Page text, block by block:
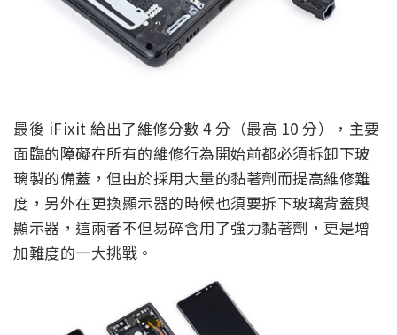
最後 iFixit 給出了維修分數 4 分（最高 10 分），主要
面臨的障礙在所有的維修行為開始前都必須拆卸下玻
璃製的備蓋，但由於採用大量的黏著劑而提高維修難
度，另外在更換顯示器的時候也須要拆下玻璃背蓋與
顯示器，這兩者不但易碎含用了強力黏著劑，更是增
加難度的一大挑戰。